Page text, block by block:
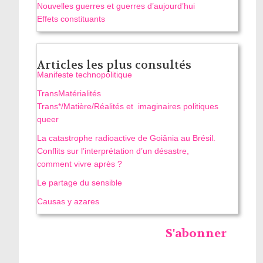
Nouvelles guerres et guerres d’aujourd’hui
Effets constituants
Articles les plus consultés
Manifeste technopolitique
TransMatérialités
Trans*/Matière/Réalités et imaginaires politiques
queer
La catastrophe radioactive de Goiânia au Brésil.
Conflits sur l’interprétation d’un désastre,
comment vivre après ?
Le partage du sensible
Causas y azares
S'abonner